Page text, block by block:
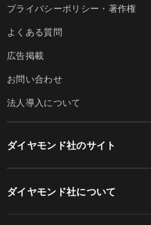
プライバシーポリシー・著作権
よくある質問
広告掲載
お問い合わせ
法人導入について
ダイヤモンド社のサイト
ダイヤモンド社について